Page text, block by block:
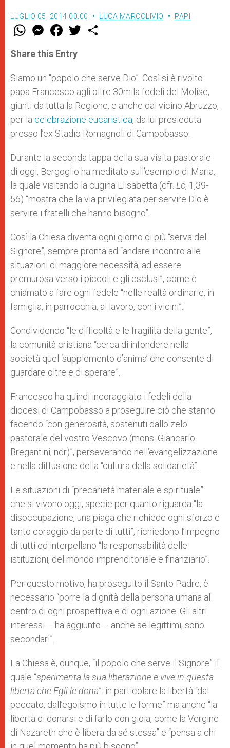
LUGLIO 05, 2014 00:00 LUCA MARCOLIVIO PAPI
W
t
s
p
p
M
e
s
e
g
r
F
a
e
b
o
k
w
r
Share this Entry
Siamo un “popolo che serve Dio”. Così si è rivolto
papa Francesco agli oltre 30mila fedeli del Molise,
giunti da tutta la Regione, e anche dal vicino Abruzzo,
per la celebrazione eucaristica, da lui presieduta
presso l’ex Stadio Romagnoli di Campobasso.
Durante la seconda tappa della sua visita pastorale
di oggi, Bergoglio ha meditato sull’esempio di Maria,
la quale visitando la cugina Elisabetta (cfr. Lc, 1,39-
56) “mostra che la via privilegiata per servire Dio è
servire i fratelli che hanno bisogno”.
Così la Chiesa diventa ogni giorno di più “serva del
Signore”, sempre pronta ad “andare incontro alle
situazioni di maggiore necessità, ad essere
premurosa verso i piccoli e gli esclusi”, come è
chiamato a fare ogni fedele “nelle realtà ordinarie, in
famiglia, in parrocchia, al lavoro, con i vicini”.
Condividendo “le difficoltà e le fragilità della gente”,
la comunità cristiana “cerca di infondere nella
società quel ‘supplemento d’anima’ che consente di
guardare oltre e di sperare”.
Francesco ha quindi incoraggiato i fedeli della
diocesi di Campobasso a proseguire ciò che stanno
facendo “con generosità, sostenuti dallo zelo
pastorale del vostro Vescovo (mons. Giancarlo
Bregantini, ndr)”, perseverando nell’evangelizzazione
e nella diffusione della “cultura della solidarietà”.
Le situazioni di “precarietà materiale e spirituale”
che si vivono oggi, specie per quanto riguarda “la
disoccupazione, una piaga che richiede ogni sforzo e
tanto coraggio da parte di tutti”, richiedono l’impegno
di tutti ed interpellano “la responsabilità delle
istituzioni, del mondo imprenditoriale e finanziario”.
Per questo motivo, ha proseguito il Santo Padre, è
necessario “porre la dignità della persona umana al
centro di ogni prospettiva e di ogni azione. Gli altri
interessi – ha aggiunto – anche se legittimi, sono
secondari”.
La Chiesa è, dunque, “il popolo che serve il Signore” il
quale “sperimenta la sua liberazione e vive in questa
libertà che Egli le dona”: in particolare la libertà “dal
peccato, dall’egoismo in tutte le forme” ma anche “la
libertà di donarsi e di farlo con gioia, come la Vergine
di Nazareth che è libera da sé stessa” e “pensa a chi